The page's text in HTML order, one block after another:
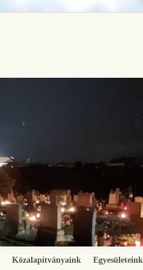
Közalapítványaink Egyesületeink